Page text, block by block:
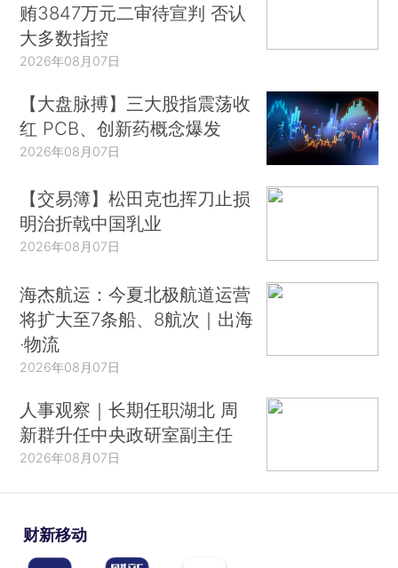
贿3847万元二审待宣判 否认
大多数指控
2026年08月07日
【大盘脉搏】三大股指震荡收
红 PCB、创新药概念爆发
2026年08月07日
【交易簿】松田克也挥刀止损
明治折戟中国乳业
2026年08月07日
海杰航运：今夏北极航道运营
将扩大至7条船、8航次｜出海
·物流
2026年08月07日
人事观察｜长期任职湖北 周
新群升任中央政研室副主任
2026年08月07日
财新移动